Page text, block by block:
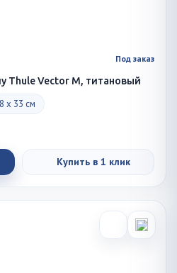
Под заказ
Thule Vector M, титановый
x 33 см
Купить в 1 клик